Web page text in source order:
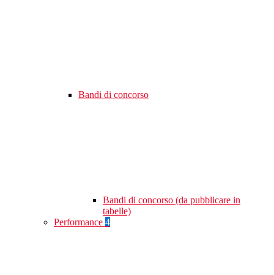
Bandi di concorso
Bandi di concorso (da pubblicare in
tabelle)
Performance 4